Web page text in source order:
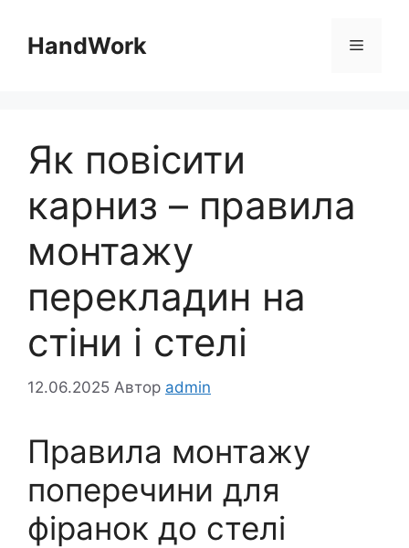
вмістуHandWork Меню
Як повісити
карниз – правила
монтажу
перекладин на
стіни і стелі
12.06.2025 Автор admin
Правила монтажу
поперечини для
фіранок до стелі